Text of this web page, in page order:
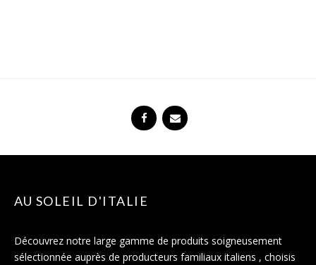
AU SOLEIL D'ITALIE
Découvrez notre large gamme de produits soigneusement
sélectionnée auprès de producteurs familiaux italiens , choisis